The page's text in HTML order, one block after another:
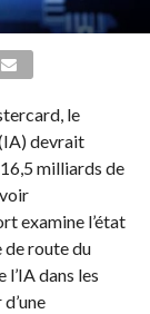
le
devrait
milliards de
examine l’état
route du
dans les